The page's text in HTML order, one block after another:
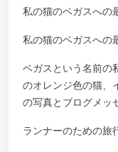
私の猫のベガスへの
私の猫のベガスへの
ベガスという名前の
のオレンジ色の猫、
の写真とブログメッ
ランナーのための旅